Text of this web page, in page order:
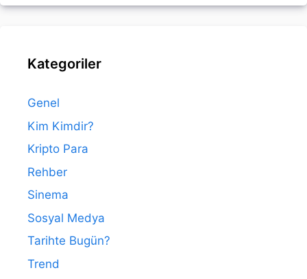
Kategoriler
Genel
Kim Kimdir?
Kripto Para
Rehber
Sinema
Sosyal Medya
Tarihte Bugün?
Trend